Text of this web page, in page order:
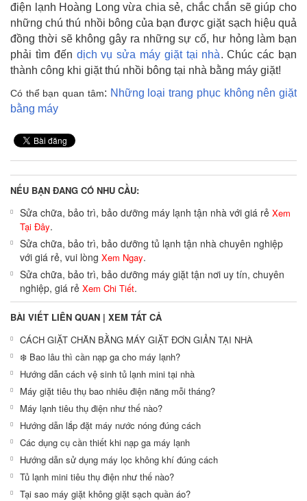
điện lạnh Hoàng Long vừa chia sẻ, chắc chắn sẽ giúp cho
những chú thú nhồi bông của bạn được giặt sạch hiệu quả
đồng thời sẽ không gây ra những sự cố, hư hỏng làm bạn
phải tìm đến dịch vụ sửa máy giặt tại nhà. Chúc các bạn
thành công khi giặt thú nhồi bông tại nhà bằng máy giặt!
Có thể bạn quan tâm: Những loại trang phục không nên giặt
bằng máy
NẾU BẠN ĐANG CÓ NHU CẦU:
Sửa chữa, bảo trì, bảo dưỡng máy lạnh tận nhà với giá rẻ Xem
Tại Đây.
Sửa chữa, bảo trì, bảo dưỡng tủ lạnh tận nhà chuyên nghiệp
với giá rẻ, vui lòng Xem Ngay.
Sửa chữa, bảo trì, bảo dưỡng máy giặt tận nơi uy tín, chuyên
nghiệp, giá rẻ Xem Chi Tiết.
BÀI VIẾT LIÊN QUAN | XEM TẤT CẢ
CÁCH GIẶT CHĂN BẰNG MÁY GIẶT ĐƠN GIẢN TẠI NHÀ
❄️ Bao lâu thì cần nạp ga cho máy lạnh?
Hướng dẫn cách vệ sinh tủ lạnh mini tại nhà
Máy giặt tiêu thụ bao nhiêu điện năng mỗi tháng?
Máy lạnh tiêu thụ điện như thế nào?
Hướng dẫn lắp đặt máy nước nóng đúng cách
Các dụng cụ cần thiết khi nạp ga máy lạnh
Hướng dẫn sử dụng máy lọc không khí đúng cách
Tủ lạnh mini tiêu thụ điện như thế nào?
Tại sao máy giặt không giặt sạch quần áo?